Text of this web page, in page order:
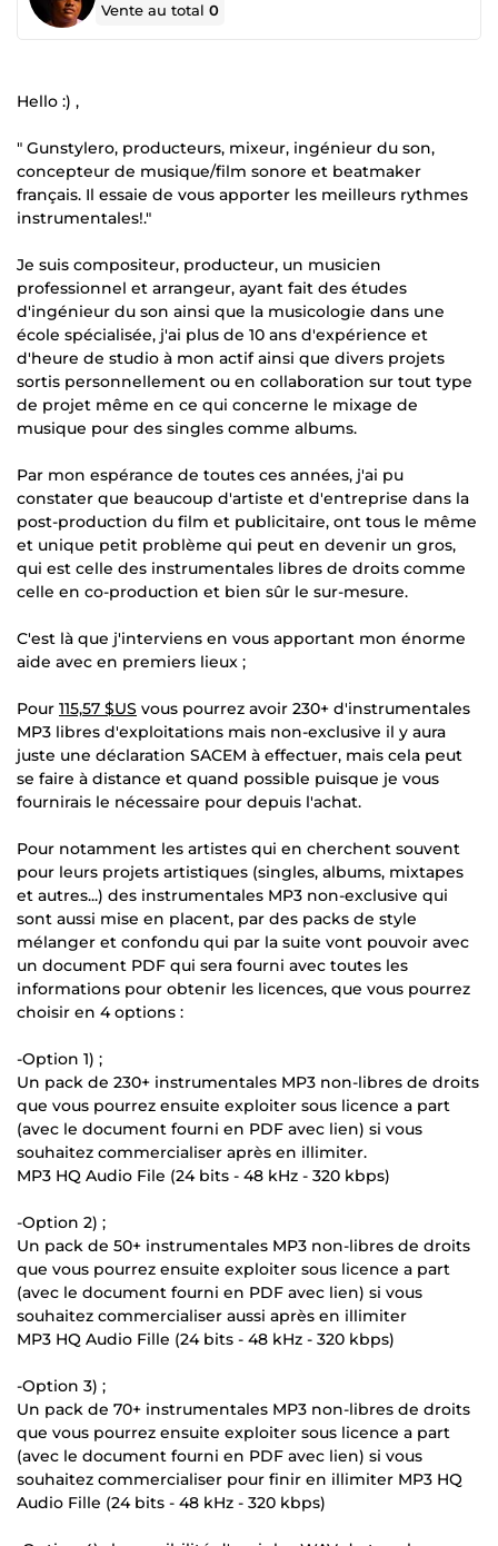
Vente au total0
Hello :) ,
" Gunstylero, producteurs, mixeur, ingénieur du son,
concepteur de musique/film sonore et beatmaker
français. Il essaie de vous apporter les meilleurs rythmes
instrumentales!."
Je suis compositeur, producteur, un musicien
professionnel et arrangeur, ayant fait des études
d'ingénieur du son ainsi que la musicologie dans une
école spécialisée, j'ai plus de 10 ans d'expérience et
d'heure de studio à mon actif ainsi que divers projets
sortis personnellement ou en collaboration sur tout type
de projet même en ce qui concerne le mixage de
musique pour des singles comme albums.
Par mon espérance de toutes ces années, j'ai pu
constater que beaucoup d'artiste et d'entreprise dans la
post-production du film et publicitaire, ont tous le même
et unique petit problème qui peut en devenir un gros,
qui est celle des instrumentales libres de droits comme
celle en co-production et bien sûr le sur-mesure.
C'est là que j'interviens en vous apportant mon énorme
aide avec en premiers lieux ;
Pour 115,57 $US vous pourrez avoir 230+ d'instrumentales
MP3 libres d'exploitations mais non-exclusive il y aura
juste une déclaration SACEM à effectuer, mais cela peut
se faire à distance et quand possible puisque je vous
fournirais le nécessaire pour depuis l'achat.
Pour notamment les artistes qui en cherchent souvent
pour leurs projets artistiques (singles, albums, mixtapes
et autres...) des instrumentales MP3 non-exclusive qui
sont aussi mise en placent, par des packs de style
mélanger et confondu qui par la suite vont pouvoir avec
un document PDF qui sera fourni avec toutes les
informations pour obtenir les licences, que vous pourrez
choisir en 4 options :
-Option 1) ;
Un pack de 230+ instrumentales MP3 non-libres de droits
que vous pourrez ensuite exploiter sous licence a part
(avec le document fourni en PDF avec lien) si vous
souhaitez commercialiser après en illimiter.
MP3 HQ Audio File (24 bits - 48 kHz - 320 kbps)
-Option 2) ;
Un pack de 50+ instrumentales MP3 non-libres de droits
que vous pourrez ensuite exploiter sous licence a part
(avec le document fourni en PDF avec lien) si vous
souhaitez commercialiser aussi après en illimiter
MP3 HQ Audio Fille (24 bits - 48 kHz - 320 kbps)
-Option 3) ;
Un pack de 70+ instrumentales MP3 non-libres de droits
que vous pourrez ensuite exploiter sous licence a part
(avec le document fourni en PDF avec lien) si vous
souhaitez commercialiser pour finir en illimiter MP3 HQ
Audio Fille (24 bits - 48 kHz - 320 kbps)